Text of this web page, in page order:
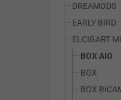
DREAMODS
EARLY BIRD
ELCIGART
BOX AIO
BOX
BOX